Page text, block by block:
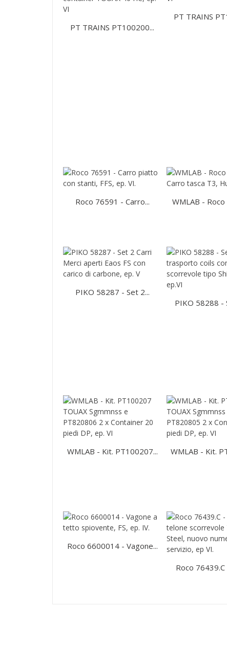
PT TRAINS PT100200...
PT TRAINS
Roco 76591 - Carro...
WMLAB -
PIKO 58287 - Set 2...
PIKO 58288 -
WMLAB - Kit. PT100207... WMLAB - Kit.
Roco 6600014 - Vagone...
Roco 76439.C